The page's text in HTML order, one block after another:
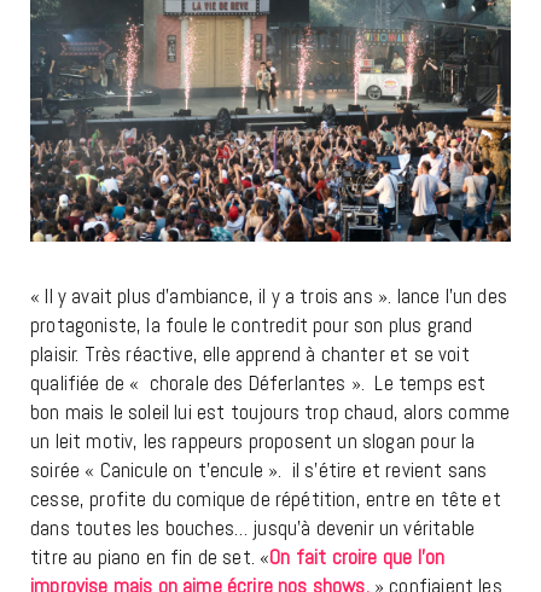
« Il y avait plus d’ambiance, il y a trois ans ». lance l’un des
protagoniste, la foule le contredit pour son plus grand
plaisir. Très réactive, elle apprend à chanter et se voit
qualifiée de « chorale des Déferlantes ». Le temps est
bon mais le soleil lui est toujours trop chaud, alors comme
un leit motiv, les rappeurs proposent un slogan pour la
soirée « Canicule on t’encule ». il s’étire et revient sans
cesse, profite du comique de répétition, entre en tête et
dans toutes les bouches… jusqu’à devenir un véritable
titre au piano en fin de set. «On fait croire que l’on
improvise mais on aime écrire nos shows. » confiaient les